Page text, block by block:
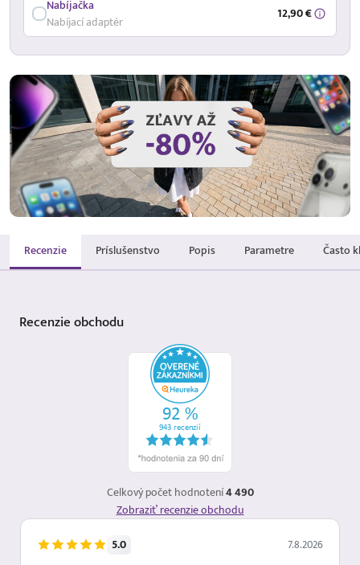
Nabíjačka
Nabíjací adaptér
12,90 €
Recenzie Príslušenstvo Popis Parametre Často
Recenzieobchodu
Celkový počet hodnotení4 490
Zobraziť recenzie obchodu
5.0 7.8.2026